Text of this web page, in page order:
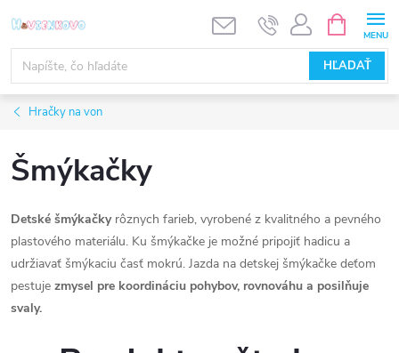
na
obsah
HĽADAŤ
KOŠÍK
Hračky na von
Šmýkačky
Detské šmýkačkyrôznych farieb, vyrobené z kvalitného a pevného
plastového materiálu. Ku šmýkačke je možné pripojiť hadicu a
udržiavať šmýkaciu časť mokrú. Jazda na detskej šmýkačke deťom
pestuje zmysel pre koordináciu pohybov, rovnováhu a posilňuje
svaly.